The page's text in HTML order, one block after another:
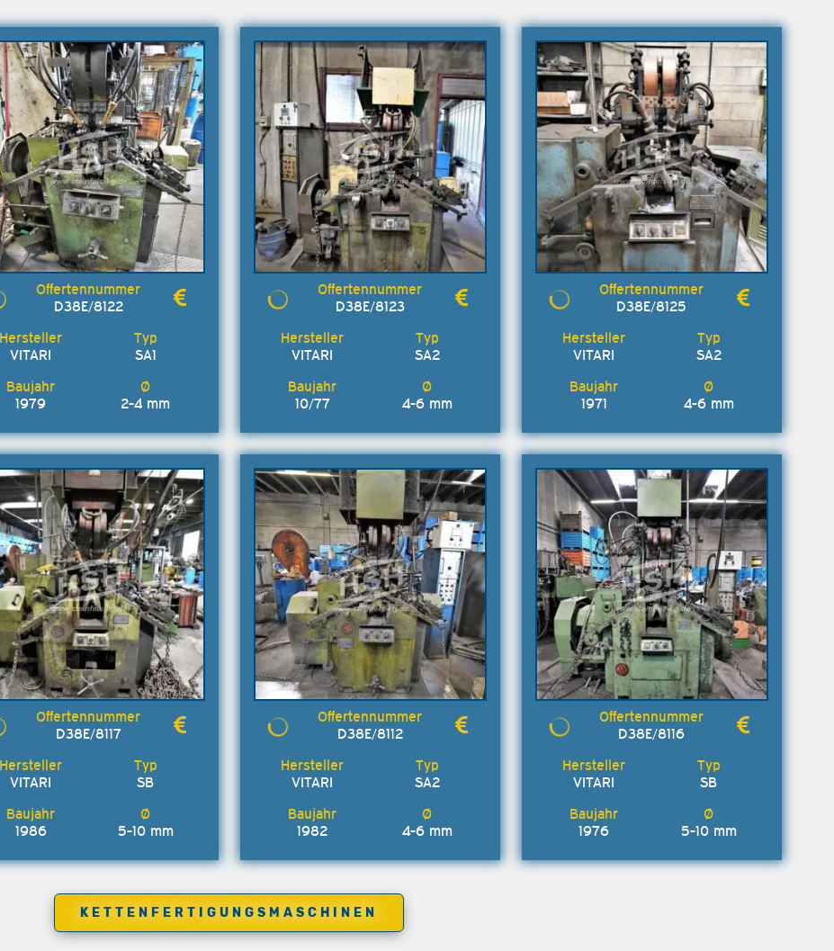
D38E/8122
VITARI SA1
1979 2-4 mm
D38E/8123
VITARI SA2
10/77 4-6 mm
D38E/8125
VITARI SA2
1971 4-6 mm
D38E/8117
VITARI SB
1986 5-10 mm
D38E/8112
VITARI SA2
1982 4-6 mm
D38E/8116
VITARI SB
1976 5-10 mm
KETTENFERTIGUNGSMASCHINEN